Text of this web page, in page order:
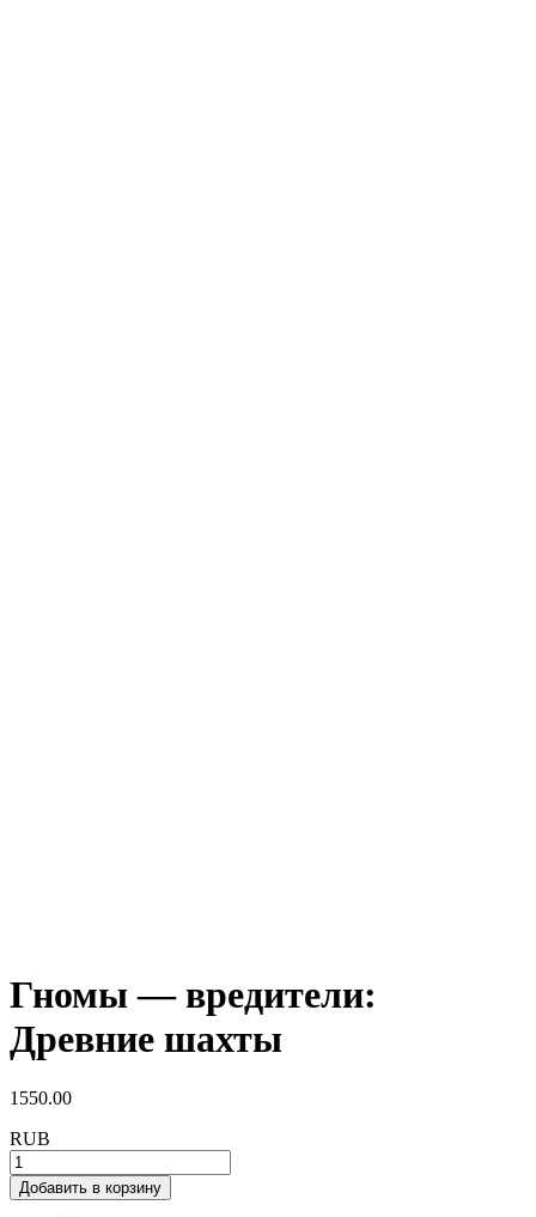
Гномы — вредители:
Древние шахты
1550.00
RUB
Добавить в корзину